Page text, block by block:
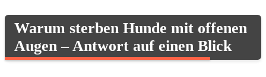
Warum sterben Hunde mit offenen
Augen – Antwort auf einen Blick